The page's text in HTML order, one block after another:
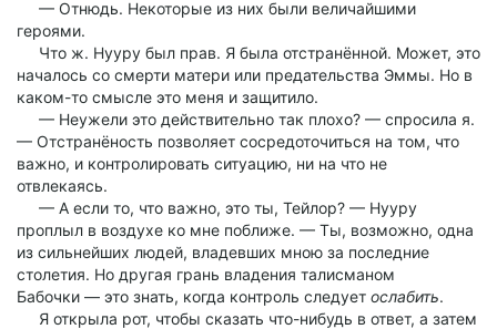
— Отнюдь. Некоторые из них были величайшими
героями.
Что ж. Нууру был прав. Я была отстранённой. Может, это
началось со смерти матери или предательства Эммы. Но в
каком-то смысле это меня и защитило.
— Неужели это действительно так плохо? — спросила я.
— Отстранёность позволяет сосредоточиться на том, что
важно, и контролировать ситуацию, ни на что не
отвлекаясь.
— А если то, что важно, это ты, Тейлор? — Нууру
проплыл в воздухе ко мне поближе. — Ты, возможно, одна
из сильнейших людей, владевших мною за последние
столетия. Но другая грань владения талисманом
Бабочки — это знать, когда контроль следует ослабить.
Я открыла рот, чтобы сказать что-нибудь в ответ, а затем